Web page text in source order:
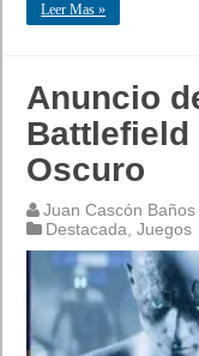
Leer Mas »
Anuncio
Battlefield
Oscuro
Juan Cascón Baños
Destacada ,Juegos